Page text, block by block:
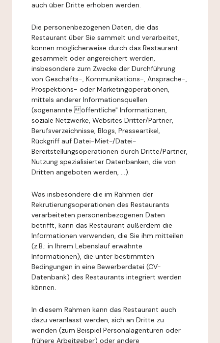
auch über Dritte erhoben werden.
Die personenbezogenen Daten, die das
Restaurant über Sie sammelt und verarbeitet,
können möglicherweise durch das Restaurant
gesammelt oder angereichert werden,
insbesondere zum Zwecke der Durchführung
von Geschäfts-, Kommunikations-, Ansprache-,
Prospektions- oder Marketingoperationen,
mittels anderer Informationsquellen
(sogenannte öffentliche" Informationen,
soziale Netzwerke, Websites Dritter/Partner,
Berufsverzeichnisse, Blogs, Presseartikel,
Rückgriff auf Datei-Miet-/Datei-
Bereitstellungsoperationen durch Dritte/Partner,
Nutzung spezialisierter Datenbanken, die von
Dritten angeboten werden, ...).
Was insbesondere die im Rahmen der
Rekrutierungsoperationen des Restaurants
verarbeiteten personenbezogenen Daten
betrifft, kann das Restaurant außerdem die
Informationen verwenden, die Sie ihm mitteilen
(z.B.: in Ihrem Lebenslauf erwähnte
Informationen), die unter bestimmten
Bedingungen in eine Bewerberdatei (CV-
Datenbank) des Restaurants integriert werden
können.
In diesem Rahmen kann das Restaurant auch
dazu veranlasst werden, sich an Dritte zu
wenden (zum Beispiel Personalagenturen oder
frühere Arbeitgeber) oder andere